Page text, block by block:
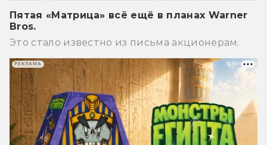
Пятая «Матрица» всё ещё в планах Warner
Bros.
Это стало известно из письма акционерам.
РЕКЛАМА